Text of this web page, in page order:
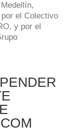
el Colectivo
y por el